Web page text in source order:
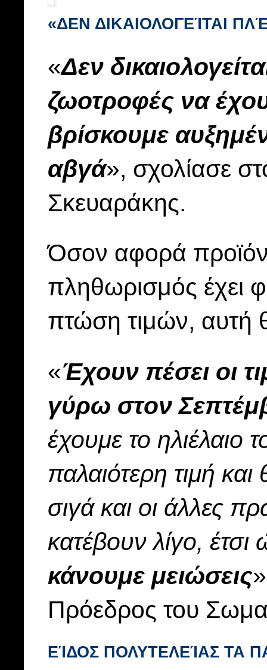
«ΔΕΝ ΔΙΚΑΙΟΛΟΓΕΊΤΑΙ
«Δεν
ζωοτροφές να
βρίσκουμε
αβγά», σχολίασε
Σκευαράκης.
Όσον αφορά
πληθωρισμός έχει
πτώση τιμών, αυτή
«Έχουν πέσει οι
γύρω στον
έχουμε το ηλιέλαιο
παλαιότερη τιμή
σιγά και οι άλλες
κατέβουν λίγο,
κάνουμε μειώσεις
Πρόεδρος του
ΕΊΔΟΣ ΠΟΛΥΤΕΛΕΊΑΣ ΤΑ